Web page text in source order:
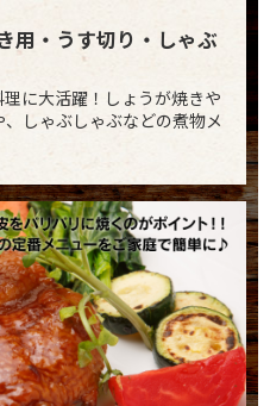
用・うす切り・しゃぶ
に大活躍！しょうが焼きや
しゃぶしゃぶなどの煮物メ